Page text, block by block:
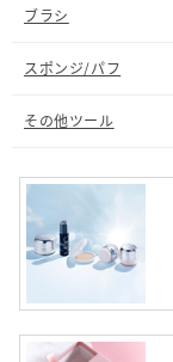
ブラシ
スポンジ/パフ
その他ツール